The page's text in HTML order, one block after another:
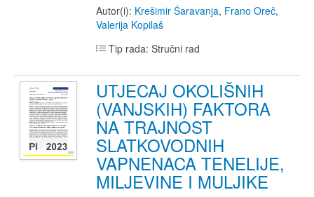
Autor(i): Krešimir Šaravanja, Frano Oreč,
Valerija Kopilaš
Tip rada: Stručni rad
UTJECAJ OKOLIŠNIH
(VANJSKIH) FAKTORA
NA TRAJNOST
SLATKOVODNIH
VAPNENACA TENELIJE,
MILJEVINE I MULJIKE